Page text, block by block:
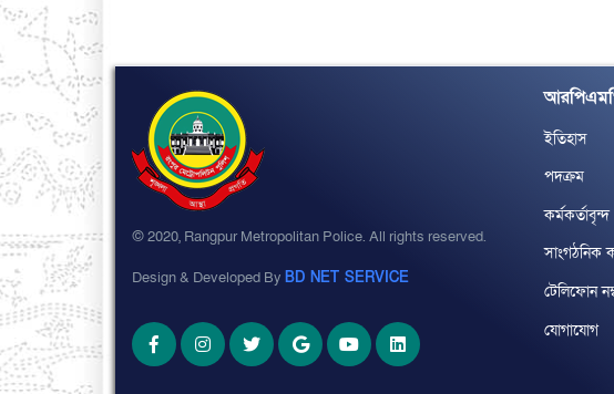
ইতিহাস
পদক্রম
কর্মকর্তাবৃন্দ
সাংগঠনিক
টেলিফোন
যোগাযোগ
© 2020, Rangpur Metropolitan Police. All rights reserved.
Design & Developed By BD NET SERVICE